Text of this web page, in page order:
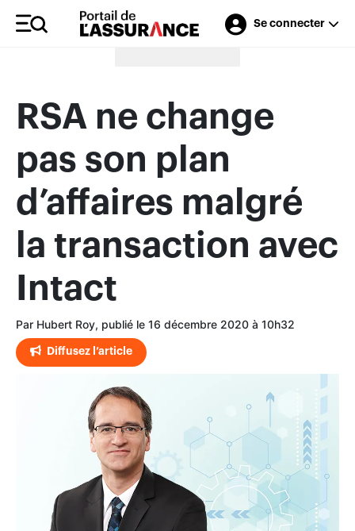
Se connecter
Merci à nos annonceurs
RSA ne change
pas son plan
d’affaires malgré
la transaction avec
Intact
Par Hubert Roy, publié le 16 décembre 2020 à 10h32
Diffusez l’article